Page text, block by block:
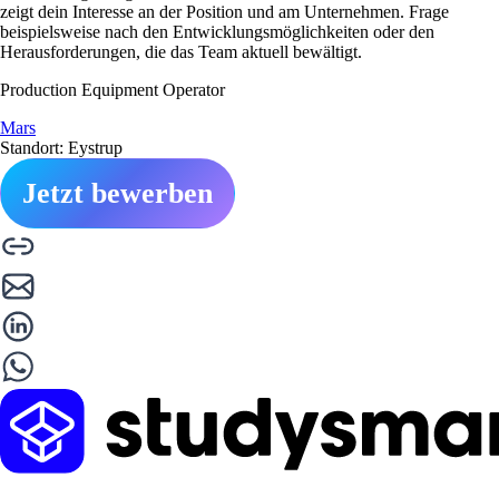
zeigt dein Interesse an der Position und am Unternehmen. Frage
beispielsweise nach den Entwicklungsmöglichkeiten oder den
Herausforderungen, die das Team aktuell bewältigt.
Production Equipment Operator
Mars
Standort: Eystrup
Jetzt bewerben